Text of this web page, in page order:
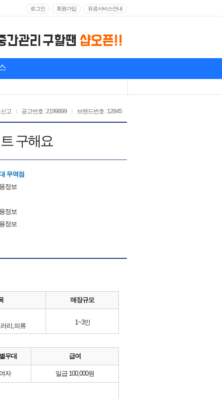
로그인 회원가입 유료서비스안내
브랜드번호 : 12845
공고번호 : 2199899
고
구해요
무역점
정보
정보
정보
매장규모
리,의류 1~3인
우대 급여
자 일급 100,000원